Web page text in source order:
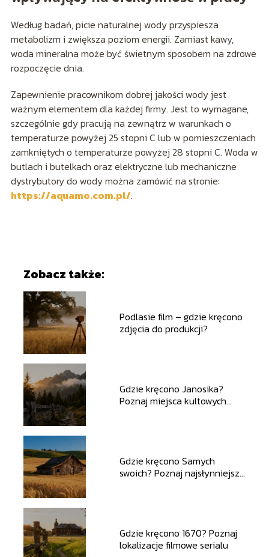
Według badań, picie naturalnej wody przyspiesza
metabolizm i zwiększa poziom energii. Zamiast kawy,
woda mineralna może być świetnym sposobem na zdrowe
rozpoczęcie dnia.
Zapewnienie pracownikom dobrej jakości wody jest
ważnym elementem dla każdej firmy. Jest to wymagane,
szczególnie gdy pracują na zewnątrz w warunkach o
temperaturze powyżej 25 stopni C lub w pomieszczeniach
zamkniętych o temperaturze powyżej 28 stopni C. Woda w
butlach i butelkach oraz elektryczne lub mechaniczne
dystrybutory do wody można zamówić na stronie:
https://aquamo.com.pl/.
Zobacz także:
Podlasie film – gdzie kręcono
zdjęcia do produkcji?
Gdzie kręcono Janosika?
Poznaj miejsca kultowych
Gdzie kręcono Samych
swoich? Poznaj najsłynniejsze
Gdzie kręcono 1670? Poznaj
lokalizacje filmowe serialu